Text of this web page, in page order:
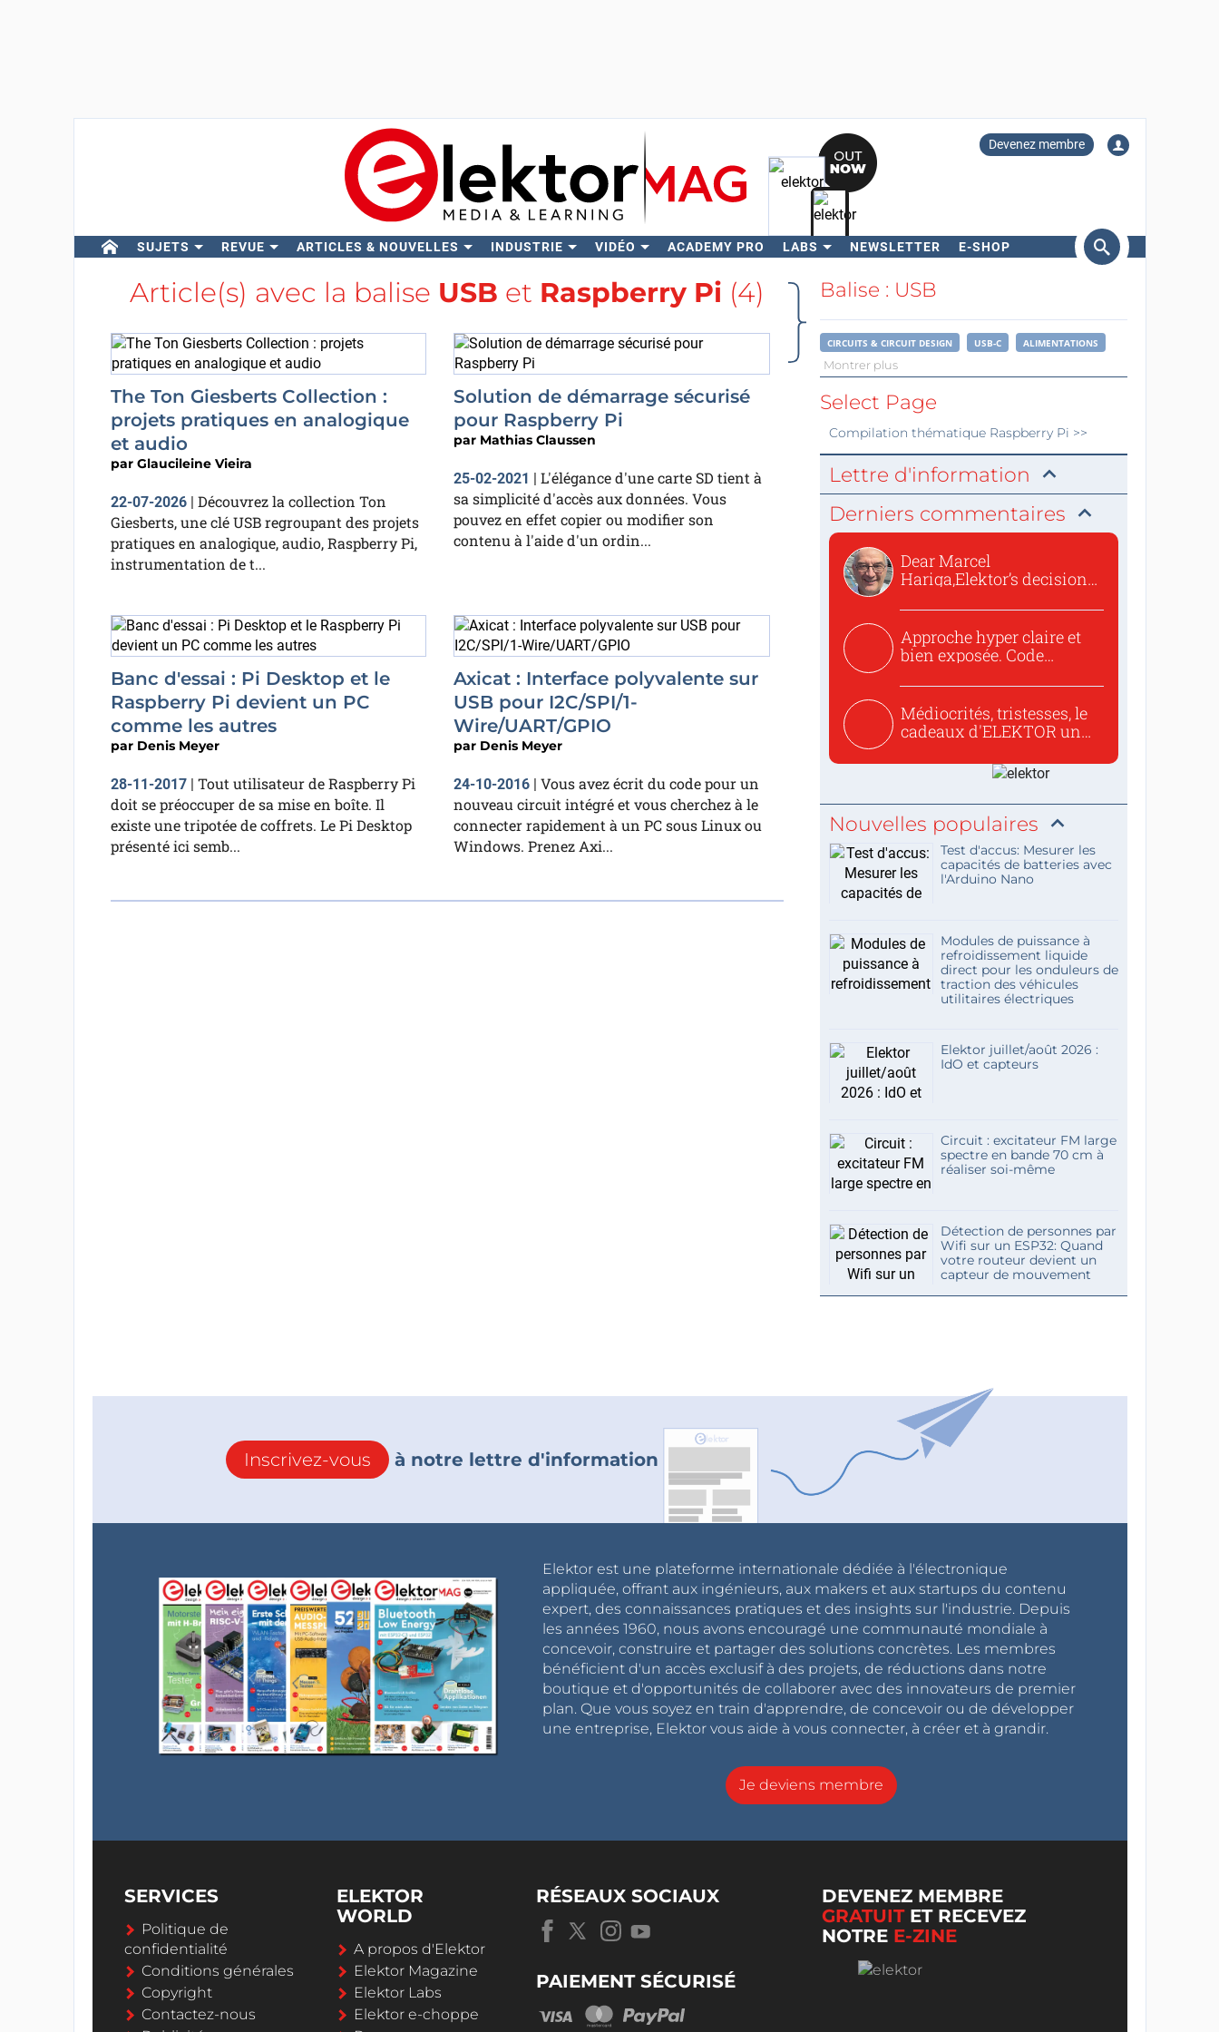
Devenez membre
SUJETS REVUE ARTICLES & NOUVELLES INDUSTRIE VIDÉO ACADEMY PRO LABS NEWSLETTER E-SHOP
Rechercher
Article(s) avec la balise USB et Raspberry Pi (4)
The Ton Giesberts Collection :
projets pratiques en analogique
et audio
par Glaucileine Vieira
22-07-2026| Découvrez la collection Ton
Giesberts, une clé USB regroupant des projets
pratiques en analogique, audio, Raspberry Pi,
instrumentation de t...
Solution de démarrage sécurisé
pour Raspberry Pi
par Mathias Claussen
25-02-2021 | L'élégance d'une carte SD tient à
sa simplicité d'accès aux données. Vous
pouvez en effet copier ou modifier son
contenu à l'aide d'un ordin...
Banc d'essai : Pi Desktop et le
Raspberry Pi devient un PC
comme les autres
par Denis Meyer
28-11-2017| Tout utilisateur de Raspberry Pi
doit se préoccuper de sa mise en boîte. Il
existe une tripotée de coffrets. Le Pi Desktop
présenté ici semb...
Axicat : Interface polyvalente sur
USB pour I2C/SPI/1-
Wire/UART/GPIO
par Denis Meyer
24-10-2016 | Vous avez écrit du code pour un
nouveau circuit intégré et vous cherchez à le
connecter rapidement à un PC sous Linux ou
Windows. Prenez Axi...
Balise : USB
CIRCUITS & CIRCUIT DESIGN USB-C ALIMENTATIONS
Montrer plus
Select Page
Compilation thématique Raspberry Pi >>
Lettre d'information
Derniers commentaires
Dear Marcel
Hariga,Elektor’s decision
Approche hyper claire et
bien exposée. Code
Médiocrités, tristesses, le
cadeaux d'ELEKTOR un
Nouvelles populaires
Test d'accus: Mesurer les
capacités de batteries avec
l'Arduino Nano
Modules de puissance à
refroidissement liquide
direct pour les onduleurs de
traction des véhicules
utilitaires électriques
Elektor juillet/août 2026 :
IdO et capteurs
Circuit : excitateur FM large
spectre en bande 70 cm à
réaliser soi-même
Détection de personnes par
Wifi sur un ESP32: Quand
votre routeur devient un
capteur de mouvement
Inscrivez-vous à notre lettre d'information
Elektor est une plateforme internationale dédiée à l'électronique
appliquée, offrant aux ingénieurs, aux makers et aux startups du contenu
expert, des connaissances pratiques et des insights sur l'industrie. Depuis
les années 1960, nous avons encouragé une communauté mondiale à
concevoir, construire et partager des solutions concrètes. Les membres
bénéficient d'un accès exclusif à des projets, de réductions dans notre
boutique et d'opportunités de collaborer avec des innovateurs de premier
plan. Que vous soyez en train d'apprendre, de concevoir ou de développer
une entreprise, Elektor vous aide à vous connecter, à créer et à grandir.
Je deviens membre
SERVICES
Politique de
confidentialité
Conditions générales
Copyright
Contactez-nous
ELEKTOR
WORLD
A propos d'Elektor
Elektor Magazine
Elektor Labs
Elektor e-choppe
RÉSEAUX SOCIAUX
PAIEMENT SÉCURISÉ
DEVENEZ MEMBRE
GRATUITET RECEVEZ
NOTRE E-ZINE